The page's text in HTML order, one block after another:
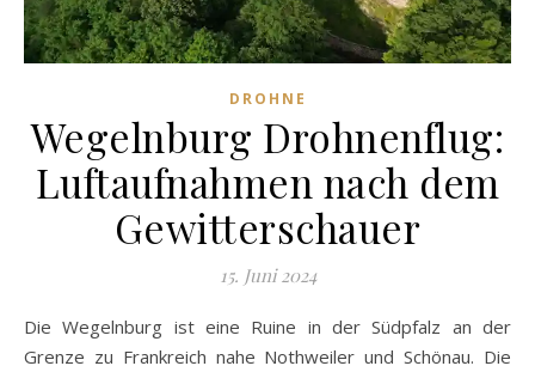
DROHNE
Wegelnburg Drohnenflug:
Luftaufnahmen nach dem
Gewitterschauer
15. Juni 2024
Die Wegelnburg ist eine Ruine in der Südpfalz an der
Grenze zu Frankreich nahe Nothweiler und Schönau. Die